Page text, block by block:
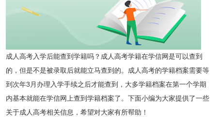
成人高考入学后能查到学籍吗？成人高考学籍在学信网是可以查到
的，但是不是被录取后就能立马查到的。成人高考的学籍档案需要等
到次年3月办理入学手续之后才能查到，大多学籍档案在第一个学期
内基本就能在学信网上查到学籍档案了。下面小编为大家提供了一些
关于成人高考相关信息，希望对大家有所帮助！